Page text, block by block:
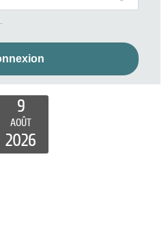
9
AOÛT
2026